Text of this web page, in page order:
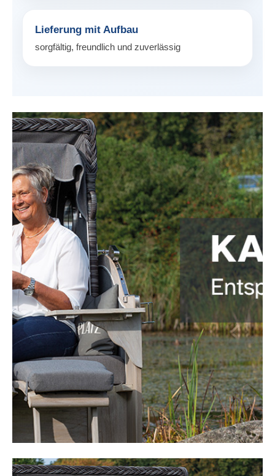
Lieferung mit Aufbau
sorgfältig, freundlich und zuverlässig